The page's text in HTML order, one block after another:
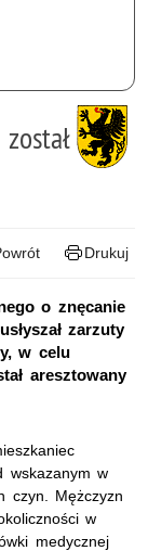
Drukuj
o znęcanie
zarzuty
w celu
aresztowany
wskazanym w
czyn. Mężczyzn
w
medycznej